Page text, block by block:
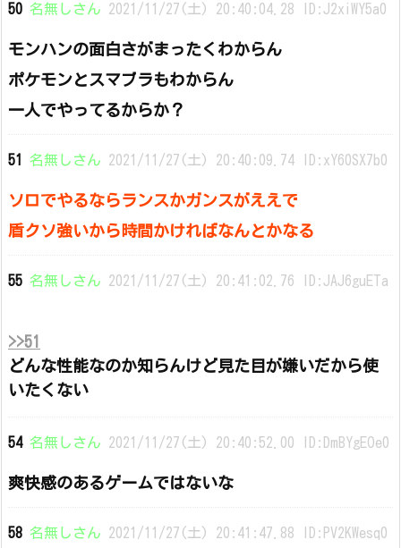
50 名無しさん 2021/11/27(土) 20:40:04.28 ID:J2xiWY5a0
モンハンの面白さがまったくわからん
ポケモンとスマブラもわからん
一人でやってるからか？
51 名無しさん 2021/11/27(土) 20:40:09.74 ID:xY60SX7b0
ソロでやるならランスかガンスがええで
盾クソ強いから時間かければなんとかなる
55 名無しさん 2021/11/27(土) 20:41:02.76 ID:JAJ6guETa
>>51
どんな性能なのか知らんけど見た目が嫌いだから使
いたくない
54 名無しさん 2021/11/27(土) 20:40:52.00 ID:DmBYgEOe0
爽快感のあるゲームではないな
58 名無しさん 2021/11/27(土) 20:41:47.88 ID:PV2KWesq0